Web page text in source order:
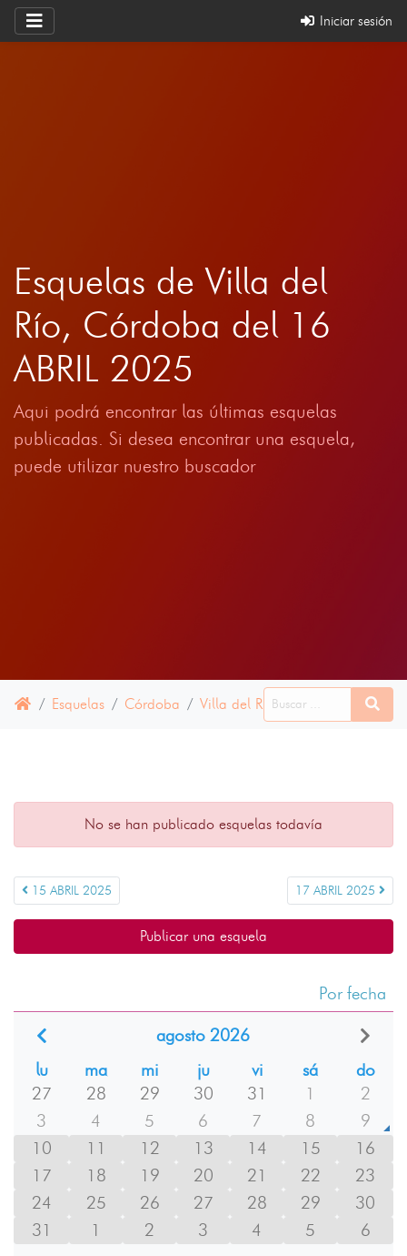
Iniciar sesión
Esquelas de Villa del
Río, Córdoba del 16
ABRIL 2025
Aqui podrá encontrar las últimas esquelas
publicadas. Si desea encontrar una esquela,
puede utilizar nuestro buscador
Esquelas Córdoba Villa del Río 16 ABRIL 2025
No se han publicado esquelas todavía
15 ABRIL 2025 17 ABRIL 2025
Publicar una esquela
Por fecha
agosto 2026
lu
ma mi ju vi sá
do
27
28 29 30 31 1
2
3
4 5 6 7 8
9
10
11 12 13 14 15
16
17
18 19 20 21 22
23
24
25 26 27 28 29
30
31
1 2 3 4 5 6